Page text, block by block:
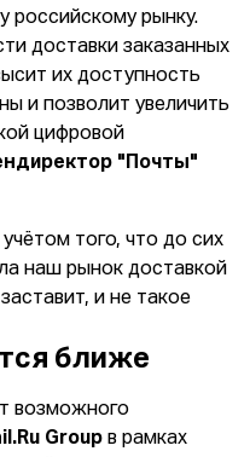
российскому рынку.
доставки заказанных
их доступность
и позволит увеличить
цифровой
"Почты"
того, что до сих
наш рынок доставкой
и не такое
ближе
возможного
Group в рамках